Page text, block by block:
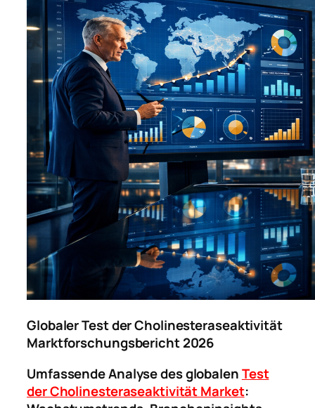
Globaler Test der Cholinesteraseaktivität
Marktforschungsbericht 2026
Umfassende Analyse des globalenTest
der Cholinesteraseaktivität Market: